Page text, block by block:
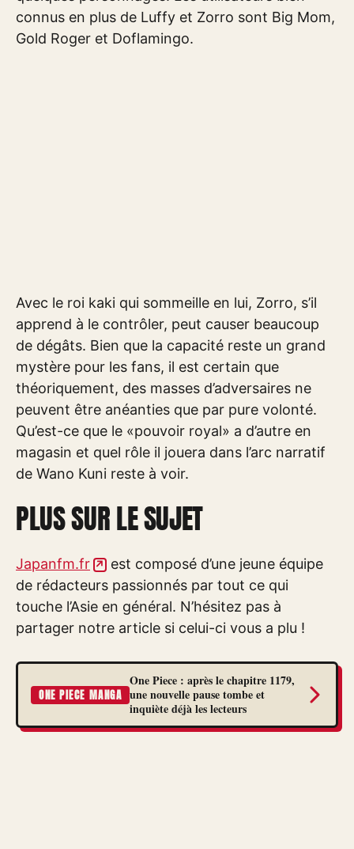
connus en plus de Luffy et Zorro sont Big Mom,
Gold Roger et Doflamingo.
Avec le roi kaki qui sommeille en lui, Zorro, s’il
apprend à le contrôler, peut causer beaucoup
de dégâts. Bien que la capacité reste un grand
mystère pour les fans, il est certain que
théoriquement, des masses d’adversaires ne
peuvent être anéanties que par pure volonté.
Qu’est-ce que le «pouvoir royal» a d’autre en
magasin et quel rôle il jouera dans l’arc narratif
de Wano Kuni reste à voir.
PLUS SUR LE SUJET
Japanfm.fr
est composé d’une jeune équipe
de rédacteurs passionnés par tout ce qui
touche l’Asie en général. N’hésitez pas à
partager notre article si celui-ci vous a plu !
ONE PIECE MANGA
One Piece : après le chapitre 1179,
une nouvelle pause tombe et
inquiète déjà les lecteurs